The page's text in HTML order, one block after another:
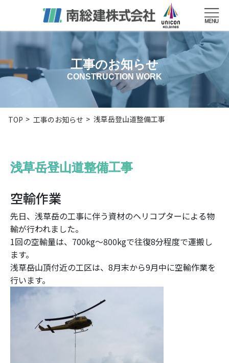
工事のお知らせ
CONSTRUCTION WORK
TOP 工事のお知らせ 浅草岳登山道整備工事
浅草岳登山道整備工事
空輸作業
先日、浅草岳の工事に伴う資材のヘリコプターによる物
輸が行われました。
1回の空輸量は、700kg～800kgで往復8分程度で運搬し
ます。
浅草岳山頂付近の工区は、8月末から9月中に空輸作業を
行います。